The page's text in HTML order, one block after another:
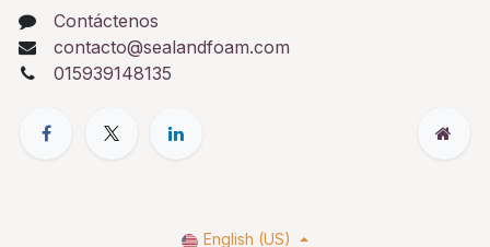
Contáctenos
contacto@sealandfoam.com
015939148135
English (US)